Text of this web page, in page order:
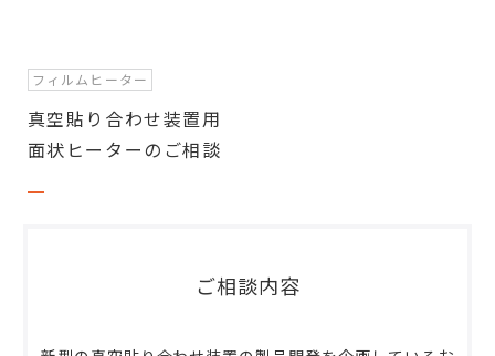
フィルムヒーター
真空貼り合わせ装置用
面状ヒーターのご相談
ご相談内容